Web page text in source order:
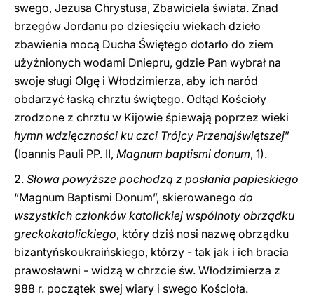
swego, Jezusa Chrystusa, Zbawiciela świata. Znad
brzegów Jordanu po dziesięciu wiekach dzieło
zbawienia mocą Ducha Świętego dotarło do ziem
użyźnionych wodami Dniepru, gdzie Pan wybrał na
swoje sługi Olgę i Włodzimierza, aby ich naród
obdarzyć łaską chrztu świętego. Odtąd Kościoły
zrodzone z chrztu w Kijowie śpiewają poprzez wieki
hymn wdzięczności ku czci Trójcy Przenajświętszej”
(Ioannis Pauli PP. II, Magnum baptismi donum, 1).
2. Słowa powyższe pochodzą z posłania papieskiego
“Magnum Baptismi Donum”, skierowanego do
wszystkich członków katolickiej wspólnoty obrządku
greckokatolickiego, który dziś nosi nazwę obrządku
bizantyńskoukraińskiego, którzy - tak jak i ich bracia
prawosławni - widzą w chrzcie św. Włodzimierza z
988 r. początek swej wiary i swego Kościoła.